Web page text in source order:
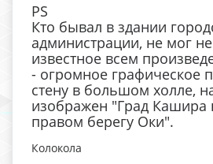
PS
Кто бывал в здании
администрации, не мог
известное всем
- огромное графическое
стену в большом холле,
изображен "Град Кашира
правом берегу Оки".
Колокола